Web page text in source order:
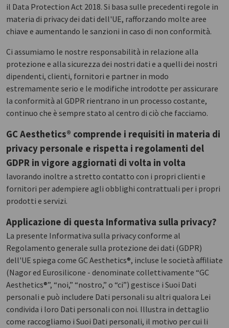
il Data Protection Act 2018. Si basa sulle precedenti regole in
materia di privacy dei dati dell'UE, rafforzando molte aree
chiave e aumentando le sanzioni in caso di non conformità.
Ci assumiamo le nostre responsabilità in relazione alla
protezione e alla sicurezza dei nostri dati e a quelli dei nostri
dipendenti, clienti, fornitori e partner in modo
estremamente serio e le modifiche introdotte per assicurare
la conformità al GDPR rientrano in un processo costante,
continuo che è sempre stato al centro di ciò che facciamo.
GC Aesthetics® comprende i requisiti in materia di
privacy personale e rispetta i regolamenti del
GDPR in vigore aggiornati di volta in volta
lavorando inoltre a stretto contatto con i propri clienti e
fornitori per adempiere agli obblighi contrattuali per i propri
prodotti e servizi.
Applicazione di questa Informativa sulla privacy?
La presente Informativa sulla privacy conforme al
Regolamento generale sulla protezione dei dati (GDPR)
dell'UE spiega come GC Aesthetics®, incluse le società affiliate
(Nagor ed Eurosilicone - denominate collettivamente “GC
Aesthetics®”, “noi,” “nostro,” o “ci”) gestisce i Suoi Dati
personali e può includere Dati personali su altri qualora Lei
condivida i loro Dati personali con noi. Illustra in dettaglio
come raccogliamo i Suoi Dati personali, il motivo per cui li